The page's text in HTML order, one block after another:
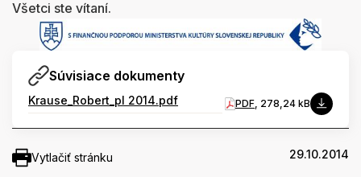
Všetci ste vítaní.
Súvisiace dokumenty
Krause_Robert_pl 2014.pdf PDF , 278,24 kB
Vytlačiť stránku 29.10.2014